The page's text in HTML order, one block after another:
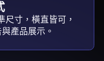
尺寸，橫直皆可，
產品展示。